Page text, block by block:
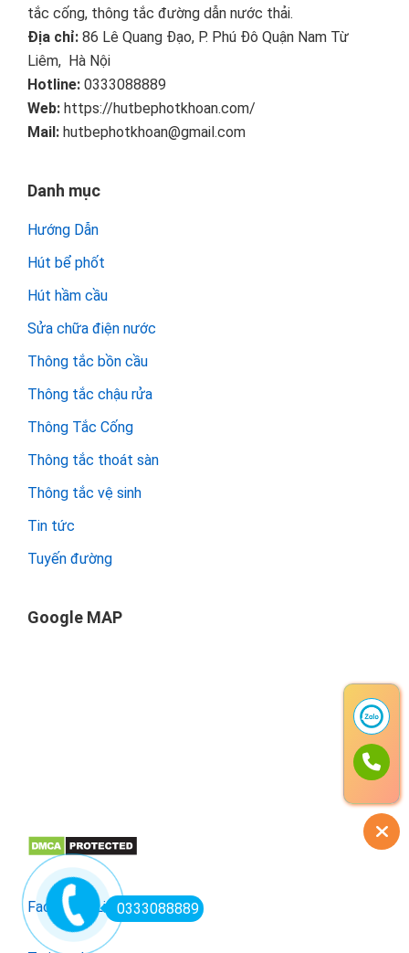
tắc cống, thông tắc đường dẫn nước thải.
Địa chỉ: 86 Lê Quang Đạo, P. Phú Đô Quận Nam Từ
Liêm, Hà Nội
Hotline: 0333088889
Web: https://hutbephotkhoan.com/
Mail: hutbephotkhoan@gmail.com
Danh mục
Hướng Dẫn
Hút bể phốt
Hút hầm cầu
Sửa chữa điện nước
Thông tắc bồn cầu
Thông tắc chậu rửa
Thông Tắc Cống
Thông tắc thoát sàn
Thông tắc vệ sinh
Tin tức
Tuyến đường
Google MAP
Facebook Linkedin
0333088889